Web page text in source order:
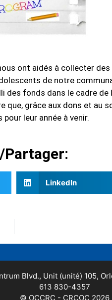
ont aidés à collecter
de notre
des fonds dans le cadre
grâce aux dons et au
leur année à venir.
Partager:
LinkedIn
Blvd., Unit (unité) 105,
613 830-4357
© OCCRC - CRCOC 2026